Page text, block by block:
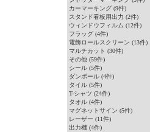
カーマーキング (9件)
スタンド看板用出力 (2件)
ウィンドウフィルム (12件)
フラッグ (4件)
電飾ロールスクリーン (13件)
マルチカット (30件)
その他 (59件)
シール (5件)
ダンボール (4件)
タイル (5件)
T-シャツ (24件)
タオル (4件)
マグネットサイン (5件)
レーザー (11件)
出力機 (4件)